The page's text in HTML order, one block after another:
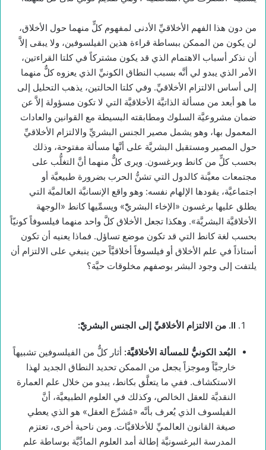
من دون هذا الفهم الأخلاقيِّ الأدنى لمفهوم كلٍّ منهما حول الأخلاق،
لن يكون من الممكن ببساطة قراءة هذين الفيلسوفين، ولا يبقى إلاَّ
أن نذكر أسباب الاهتمام الذي قد يكون مشتركاً في كلتا القراءتين،
الأمر الذي يبدو لي أنَّه بسبب النطاق الكونيِّ الذي يعزوه كلٌّ منهما
إلى أساس الالتزام الأخلاقيِّ. وفي كلتا الحالتين، يذهب التحليل إلى
ما هو أبعد من مسألة الذاتيَّة الأخلاقيَّة التي لا تكون مسؤولة إلاَّ عن
ضمان مشروعيَّة السلوك ومطابقته البسيطة مع القوانين والعادات
المعمول بها، وهو يشمل مصير الجنس البشريِّ والالتزام الأخلاقيِّ
حول المصير ومستقبل البشريَّة على أنَّها مسألة مفتوحة، وذلك
بحسب كلٍّ من كانط وبرغسون. ويرى كلٌّ منهما أنَّ التغلُّب على
مجتمعات معيَّنة كالدول التي تشنُّ الحرب بضرورة طبيعيَّة أو
اجتماعيَّة، يقودها الإلهام نفسه: وهو واقع الإنسانيَّة العالميَّة التي
يطلق عليها برغسون «الإخاء البشريّْ» ويسمِّيها كانط «الوجهة
الأخلاقيَّة البشريَّة». وهكذا تجعل الأخلاق كلَّ واحد منهما فيلسوفاً كونيّاً
بحسب لغة كانط التي قد تكون موضع تساؤل. فماذا يعنيه أن تكون
أستاذاً في علم الأخلاق أو فيلسوفاً أخلاقيَّاً حين ينبغي على الالتزام أن
يلتفت إلى وجود البشر بوصفهم مخلوقات حيَّة؟
II. من الالتزام الأخلاقيِّ إلى الجنس البشريّْ:
البُعد الكونيُّ للمسألة الأخلاقيَّة: أثار كلٌّ من الفيلسوفين تشبيهاً
خارجيَّاً وموجزاً يجعل من الممكن تحديد النطاق الجديد لهذا
الاستكشاف. ففي ما يتعلَّق بكانط، يبدو من خلال علم العمارة
النقديَّة للعقل الخالص، وكذلك في العلوم الطبيعيَّة، أنَّ
الفيلسوف الذي يُعرف بأنَّه «مُشرِّع العقل» هو الذي يعطي
صيغة القانون العالميِّ للأخلاقيَّات. ومن ناحية أخرى، تعتزم
المدرسة البرغسونيَّة إطالة أمد العلوم المادِّيَّة بوساطة علم